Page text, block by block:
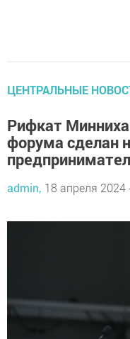
ЦЕНТРАЛЬНЫЕ
Рифкат
форума сделан
admin, 18 апреля 2024